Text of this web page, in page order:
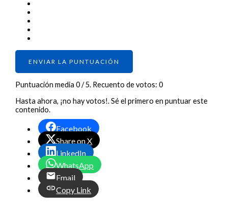
ENVIAR LA PUNTUACIÓN
Puntuación media0/ 5. Recuento de votos:0
Hasta ahora, ¡no hay votos!. Sé el primero en puntuar este
contenido.
Facebook
Share on X
LinkedIn
WhatsApp
Email
Copy Link